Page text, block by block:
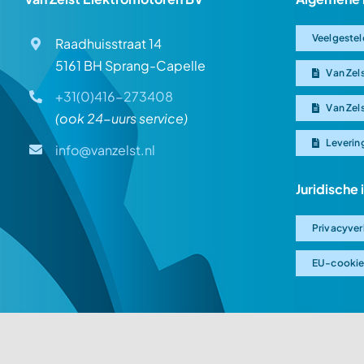
Raadhuisstraat 14
5161 BH Sprang-Capelle
+31(0)416-273408
(ook 24-uurs service)
info@vanzelst.nl
Van
Van
EU-